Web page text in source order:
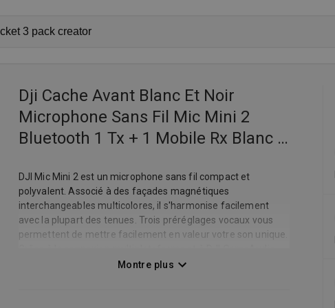
Dji Cache Avant Blanc Et Noir
Microphone Sans Fil Mic Mini 2
Bluetooth 1 Tx + 1 Mobile Rx Blanc +
DJI Mic Mini 2 est un microphone sans fil compact et
polyvalent. Associé à des façades magnétiques
interchangeables multicolores, il s'harmonise facilement
avec la plupart des tenues. Trois préréglages vocaux vous
permettent de mettre facilement en valeur votre son unique.
un son de haute qualité est toujours à portée de main.
Montre plus